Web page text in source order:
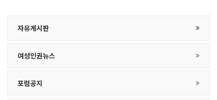
자유게시판
여성인권뉴스
포럼공지